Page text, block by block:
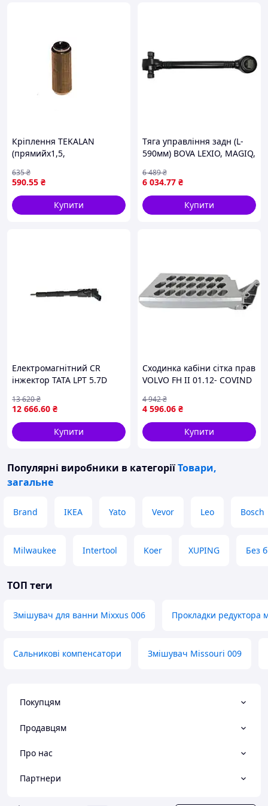
Кріплення TEKALAN
(прямийx1,5,
метал, кількість штук в
упаковці: 1шт) PETERS
076.676-00A
590.55 ₴
635₴
Купити
Тяга управління задн (L-
590мм) BOVA LEXIO, MAGIQ,
10.99- REINHOCH RH53-
9011
6 034.77 ₴
6 489₴
Купити
Електромагнітний CR
інжектор TATA LPT 5.7D
12 666.60 ₴
13 620₴
Купити
Сходинка кабіни сітка прав
VOLVO FH II 01.12- COVIND
4 596.06 ₴
4 942₴
Купити
Популярні виробники в категоріїТовари,
загальне
Brand IKEA Yato Vevor Leo Bosch
Milwaukee Intertool Koer XUPING Без
ТОП теги
Змішувач для ванни Mixxus 006 Прокладки редуктора
Сальникові компенсатори Змішувач Missouri 009
Покупцям
Продавцям
Про нас
Партнери